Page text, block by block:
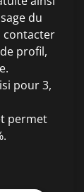
du
contacter
profil,
pour 3,
permet